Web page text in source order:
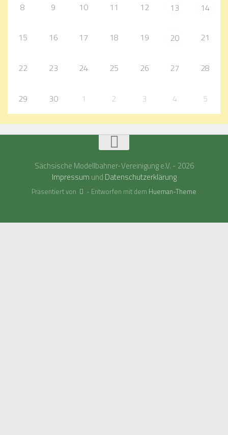
8 9 10 11 12 13 14
15 16 17 18 19 20 21
22 23 24 25 26 27 28
29 30 1 2 3 4 5
Sächsische Modellbahner-Vereinigung e.V. - 2026
Impressum und Datenschutzerklärung
Präsentiert von - Entworfen mit dem Hueman-Theme